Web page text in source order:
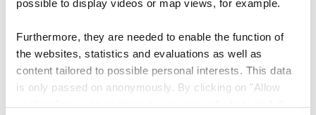
possible to display videos or map views, for example.
Furthermore, they are needed to enable the function of
the websites, statistics and evaluations as well as
content tailored to possible personal interests. This data
is only passed on anonymously. By clicking on "Allow